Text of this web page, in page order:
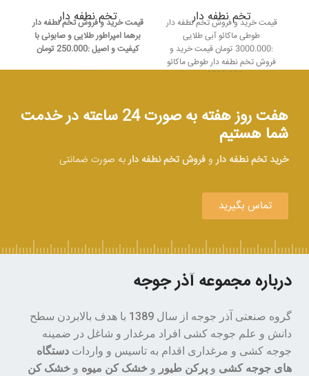
تخم نطفه دار
قیمت خرید و فروش تخم نطفه دار
طوطی ماکائو آبی طلایی
:3000.000 تومان قیمت خرید و
فروش تخم نطفه دار طوطی ماکائو
قیمت خرید و فروش تخم نطفه دار
طوطی ماکائو ارنا:3000.000 تومان
تخم نطفه دار
قیمت خرید و فروش تخم نطفه دار
برهما امپراطور طلایی و صابونی با
کیفیت و اصیل :250.000 تومان
می شود از خرید خود اطمینان
هفت روز هفته به صورت 24 ساعته در خدمت
شما هستیم
خرید تخم نطفه داروفروش تخم نطفه داربه صورت ضمانتی
تماس بگیرید
درباره مجموعه آذر جوجه
گروه صنعتی آذر جوجه از سال 1389 با هدف بالابردن سطح
دانش و علم جوجه کشی افراد مرغدار و شاغل در ضمینه
جوجه کشی و مرغداری اقدام به تاسیس و وارداتدستگاه
های جوجه کشی وپرکن طیور وخشک کن میوه وخشک کن